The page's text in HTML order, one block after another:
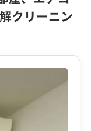
クリーニン